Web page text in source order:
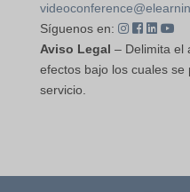
Síguenos en:
Aviso Legal – Delimita el
efectos bajo los cuales
servicio.